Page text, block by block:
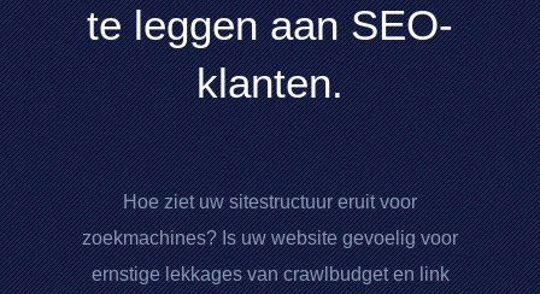
te leggen aan SEO-
klanten.
Hoe ziet uw sitestructuur eruit voor
zoekmachines? Is uw website gevoelig voor
ernstige lekkages van crawlbudget en link